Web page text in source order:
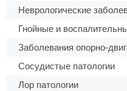
Неврологические
Гнойные и
Заболевания опорно-
Сосудистые патологии
Лор патологии